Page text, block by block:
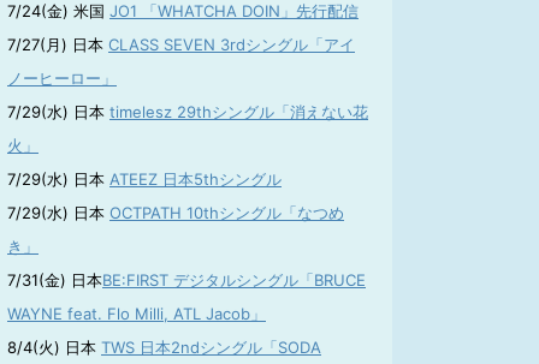
7/24(金) 米国 JO1 「WHATCHA DOIN」先行配信
7/27(月) 日本 CLASS SEVEN 3rdシングル「アイ
ノーヒーロー」
7/29(水) 日本 timelesz 29thシングル「消えない花
火」
7/29(水) 日本 ATEEZ 日本5thシングル
7/29(水) 日本 OCTPATH 10thシングル「なつめ
き」
7/31(金) 日本BE:FIRST デジタルシングル「BRUCE
WAYNE feat. Flo Milli, ATL Jacob」
8/4(火) 日本 TWS 日本2ndシングル「SODA